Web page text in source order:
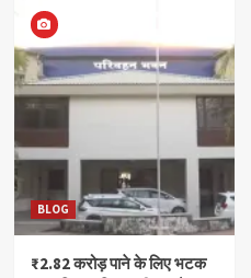
BLOG
₹2.82 करोड़ पाने के लिए भटक